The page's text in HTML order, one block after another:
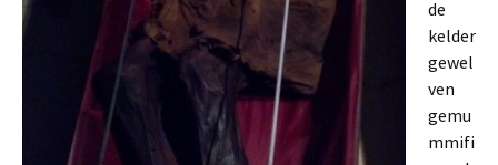
de
kelder
gewel
ven
gemu
mmifi